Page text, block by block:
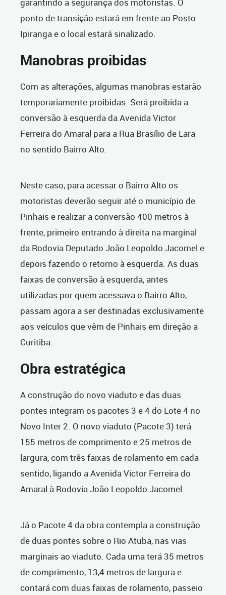
ponto de transição estará em frente ao Posto
Ipiranga e o local estará sinalizado.
Manobras proibidas
Com as alterações, algumas manobras estarão
temporariamente proibidas. Será proibida a
conversão à esquerda da Avenida Victor
Ferreira do Amaral para a Rua Brasílio de Lara
no sentido Bairro Alto.
Neste caso, para acessar o Bairro Alto os
motoristas deverão seguir até o município de
Pinhais e realizar a conversão 400 metros à
frente, primeiro entrando à direita na marginal
da Rodovia Deputado João Leopoldo Jacomel e
depois fazendo o retorno à esquerda. As duas
faixas de conversão à esquerda, antes
utilizadas por quem acessava o Bairro Alto,
passam agora a ser destinadas exclusivamente
aos veículos que vêm de Pinhais em direção a
Curitiba.
Obra estratégica
A construção do novo viaduto e das duas
pontes integram os pacotes 3 e 4 do Lote 4 no
Novo Inter 2. O novo viaduto (Pacote 3) terá
155 metros de comprimento e 25 metros de
largura, com três faixas de rolamento em cada
sentido, ligando a Avenida Victor Ferreira do
Amaral à Rodovia João Leopoldo Jacomel.
Já o Pacote 4 da obra contempla a construção
de duas pontes sobre o Rio Atuba, nas vias
marginais ao viaduto. Cada uma terá 35 metros
de comprimento, 13,4 metros de largura e
contará com duas faixas de rolamento, passeio